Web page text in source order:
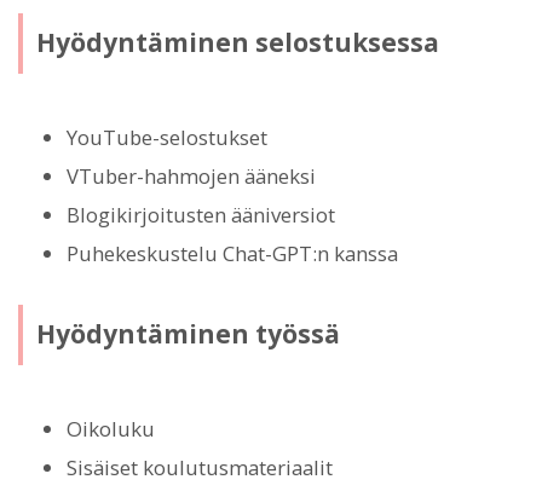
Hyödyntäminen selostuksessa
YouTube-selostukset
VTuber-hahmojen ääneksi
Blogikirjoitusten ääniversiot
Puhekeskustelu Chat-GPT:n kanssa
Hyödyntäminen työssä
Oikoluku
Sisäiset koulutusmateriaalit